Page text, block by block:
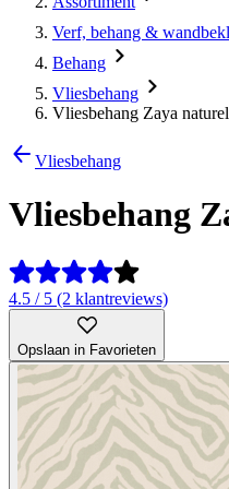
Verf, behang &
Behang
Vliesbehang
Vliesbehang Zaya
Vliesbehang
Vliesbehang
4.5 / 5 (2 klantreviews)
Opslaan in Favorieten